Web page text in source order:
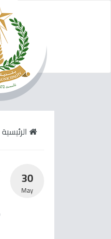
الرئيسية
30
May